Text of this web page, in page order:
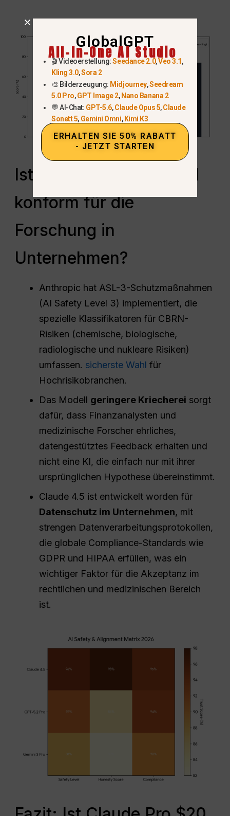
Ist Claude AI sicher und
konform für die
Forschung in
Unternehmen?
Anthropic hat ASL-3-Schutzmaßnahmen
(AI Safety Level 3) implementiert, die
spezielle Klassifikatoren für CBRN-
Risiken (chemische, biologische,
radiologische und nukleare Risiken)
umfassen. sicherste Wahl für
Hochrisikobranchen.
Das Modell geringere Kriecherei sorgt
dafür, dass Finanzanalysten und
medizinische Forscher ehrliches,
datengestütztes Feedback erhalten und
nicht eine KI, die einfach nur mit ihrer
ursprünglichen Hypothese übereinstimmt.
Claude 4.5 ist entwickelt worden für
Datenschutz im Unternehmen, mit
strengen Datenverarbeitungsprotokollen,
die globale Compliance-Standards wie
GDPR und HIPAA erfüllen, was ein
wichtiger Faktor für die Akzeptanz im
rechtlichen und medizinischen Bereich
ist.
GlobalGPT
All-In-One AI Studio
🎬 Videoerstellung:Seedance 2.0,Veo 3.1,
Kling 3.0,Sora 2
🎨 Bilderzeugung: Midjourney,Seedream
5.0 Pro,GPT Image 2, Nano Banana 2
💬 AI-Chat: GPT-5.6,Claude Opus 5,Claude
Sonett 5, Gemini Omni, Kimi K3
ERHALTEN SIE 50% RABATT
- JETZT STARTEN